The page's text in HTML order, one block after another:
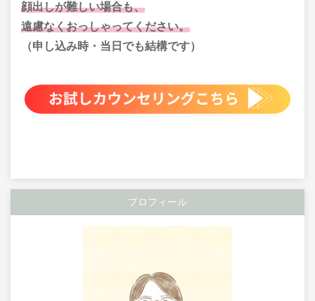
顔出しが難しい場合も、
遠慮なくおっしゃってください。
（申し込み時・当日でも結構です）
プロフィール